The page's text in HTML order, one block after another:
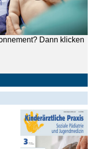
Dann klicken